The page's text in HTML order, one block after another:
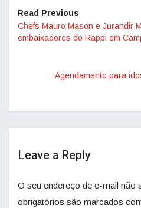
Read Previous
Chefs Mauro Mason e Jurandir
embaixadores do Rappi em
Agendamento para
Leave a Reply
O seu endereço de e-mail não
obrigatórios são marcados